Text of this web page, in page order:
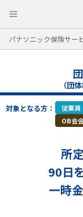
パナソニック保険サー
（団
対象となる方： 従業員
OB会
所
90日
一時